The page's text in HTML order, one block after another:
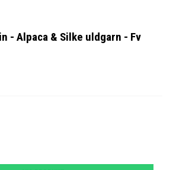
- Alpaca & Silke uldgarn - Fv